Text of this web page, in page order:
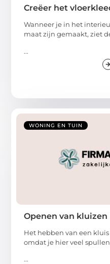
Creëer het
Wanneer je in het
maat zijn gemaakt, ziet
...
WONING EN TUIN
Openen van kluizen
Het hebben van een
omdat je hier veel
...